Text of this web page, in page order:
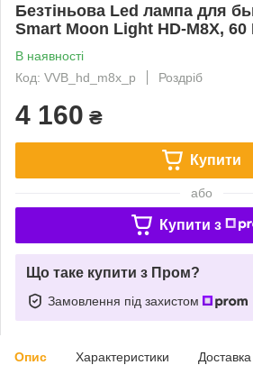
Безтіньова Led лампа для
Smart Moon Light HD-M8X,
В наявності
Код: VVB_hd_m8x_p
Роздріб
4 160 ₴
Купити
або
Купити з
Що таке купити з Пром?
Замовлення під захистом
Опис Характеристики Доставка